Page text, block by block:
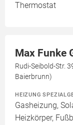
Thermostat
Max Funke
Rudi-Seibold-Str.
Baierbrunn)
HEIZUNG
Gasheizung,
Heizkörper,